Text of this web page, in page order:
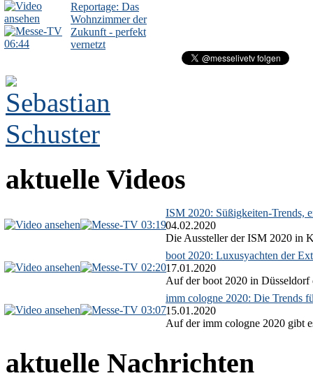
06:44
Reportage: Das
Wohnzimmer der
Zukunft - perfekt
vernetzt
aktuelle Videos
03:19
ISM 2020: Süßigkeiten-Trends,
04.02.2020
Die Aussteller der ISM 2020 in
02:20
boot 2020: Luxusyachten der
17.01.2020
Auf der boot 2020 in Düsseldorf
03:07
imm cologne 2020: Die Trends
15.01.2020
Auf der imm cologne 2020 gibt
aktuelle Nachrichten